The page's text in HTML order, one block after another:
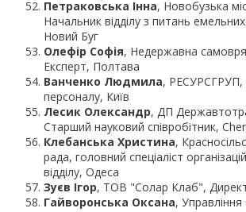
Петраковська Інна, Новобузька
Начальник відділу з питань
Новий Буг
Олефір Софія, Недержавна
Експерт, Полтава
Ванченко Людмила, РЕСУРСГРУП,
персоналу, Київ
Лесик Олександр, ДП
Старший науковий співробітник,
Клебанська Христина,
рада, головний спеціаліст
відділу, Одеса
Зуєв Ігор, ТОВ "Солар Клаб",
Гайворонська Оксана, Управління